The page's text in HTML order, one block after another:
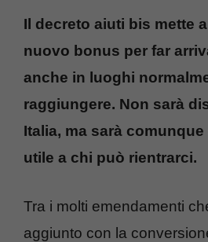
Il decreto aiuti bis mette
nuovo bonus per far
anche in luoghi
raggiungere. Non sarà
Italia, ma sarà
utile a chi può rientrarci.
Tra i molti emendamenti
aggiunto con la